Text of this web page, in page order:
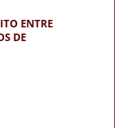
ENTRE
DE